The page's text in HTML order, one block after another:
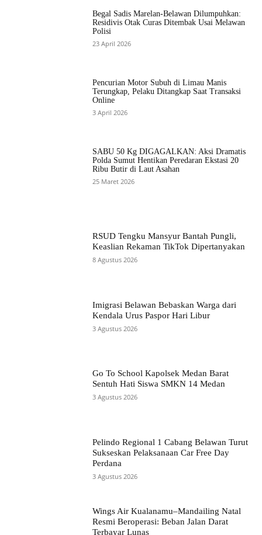
Begal Sadis Marelan-Belawan Dilumpuhkan:
Residivis Otak Curas Ditembak Usai Melawan
Polisi
23 April 2026
Pencurian Motor Subuh di Limau Manis
Terungkap, Pelaku Ditangkap Saat Transaksi
Online
3 April 2026
SABU 50 Kg DIGAGALKAN: Aksi Dramatis
Polda Sumut Hentikan Peredaran Ekstasi 20
Ribu Butir di Laut Asahan
25 Maret 2026
RSUD Tengku Mansyur Bantah Pungli,
Keaslian Rekaman TikTok Dipertanyakan
8 Agustus 2026
Imigrasi Belawan Bebaskan Warga dari
Kendala Urus Paspor Hari Libur
3 Agustus 2026
Go To School Kapolsek Medan Barat
Sentuh Hati Siswa SMKN 14 Medan
3 Agustus 2026
Pelindo Regional 1 Cabang Belawan Turut
Sukseskan Pelaksanaan Car Free Day
Perdana
3 Agustus 2026
Wings Air Kualanamu–Mandailing Natal
Resmi Beroperasi: Beban Jalan Darat
Terbayar Lunas